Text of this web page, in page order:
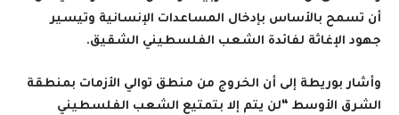
أن تسمح بالأساس بإدخال المساعدات الإنسانية وتيسير
جهود الإغاثة لفائدة الشعب الفلسطيني الشقيق.
وأشار بوريطة إلى أن الخروج من منطق توالي الأزمات بمنطقة
الشرق الأوسط “لن يتم إلا بتمتيع الشعب الفلسطيني